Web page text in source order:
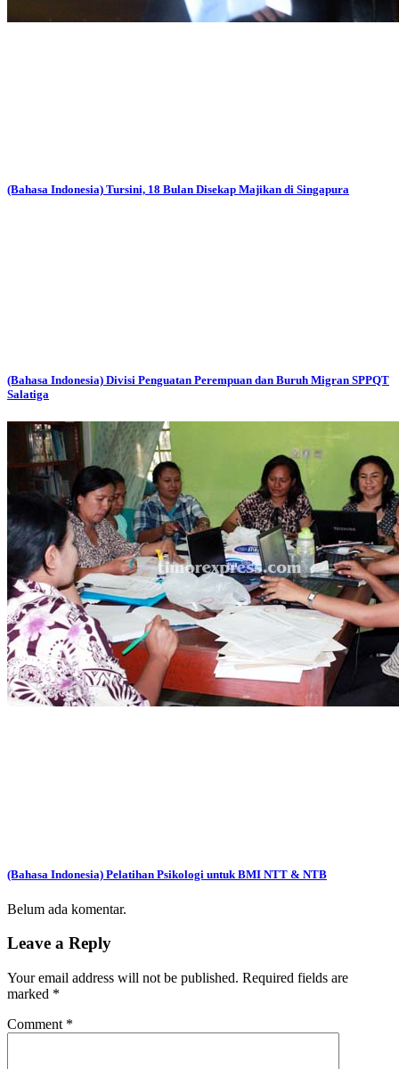
(Bahasa Indonesia) Tursini, 18 Bulan Disekap Majikan di Singapura
(Bahasa Indonesia) Divisi Penguatan Perempuan dan Buruh Migran SPPQT
Salatiga
(Bahasa Indonesia) Pelatihan Psikologi untuk BMI NTT & NTB
Belum ada komentar.
Leave a Reply
Your email address will not be published. Required fields are
marked *
Comment *